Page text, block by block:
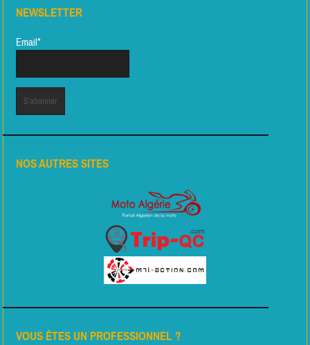
NEWSLETTER
Email*
NOS AUTRES SITES
VOUS ÊTES UN PROFESSIONNEL ?